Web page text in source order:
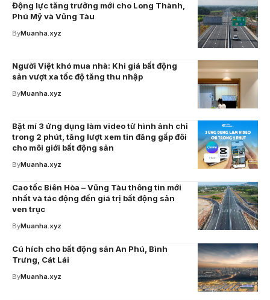
Động lực tăng trưởng mới cho Long Thành,
Phú Mỹ và Vũng Tàu
ByMuanha.xyz
Người Việt khó mua nhà: Khi giá bất động
sản vượt xa tốc độ tăng thu nhập
ByMuanha.xyz
Bật mí 3 ứng dụng làm video từ hình ảnh chỉ
trong 2 phút, tăng lượt xem tin đăng gấp đôi
cho môi giới bất động sản
ByMuanha.xyz
Cao tốc Biên Hòa – Vũng Tàu thông tin mới
nhất và tác động đến giá trị bất động sản
ven trục
ByMuanha.xyz
Cú hích cho bất động sản An Phú, Bình
Trưng, Cát Lái
ByMuanha.xyz